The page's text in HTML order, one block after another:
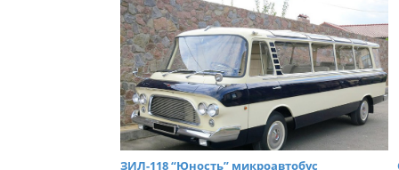
ЗИЛ-118 “Юность” микроавтобус